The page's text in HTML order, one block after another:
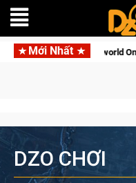
Mới Nhất
Online
DZO CHƠI